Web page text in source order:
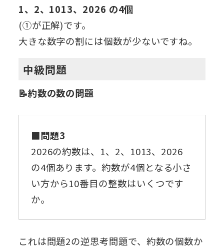
1、2、1013、2026 の4個
(①が正解)です。
大きな数字の割には個数が少ないですね。
中級問題
📝約数の数の問題
■問題3
2026の約数は、1、2、1013、2026
の4個あります。約数が4個となる小さ
い方から10番目の整数はいくつです
か。
これは問題2の逆思考問題で、約数の個数か